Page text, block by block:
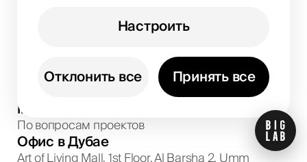
Отклонить все
Настроить
Принять все
+971585995032
Обсуждение проектов и консультации
info@biglab.ae
По вопросам проектов
Офис в Дубае